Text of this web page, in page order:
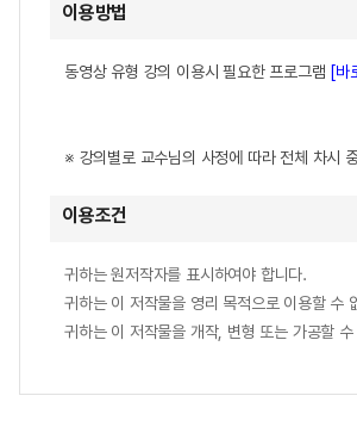
이용방법
동영상 유형 강의 이용시 필요한 프로그램 [바
※ 강의별로 교수님의 사정에 따라 전체 차시
이용조건
귀하는 원저작자를 표시하여야 합니다.
귀하는 이 저작물을 영리 목적으로 이용할 수
귀하는 이 저작물을 개작, 변형 또는 가공할 수